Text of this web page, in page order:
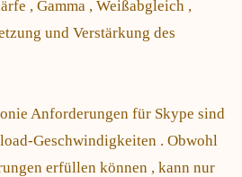
, Gamma , Weißabgleich ,
und Verstärkung des
Anforderungen für Skype sind
Geschwindigkeiten . Obwohl
erfüllen können , kann nur